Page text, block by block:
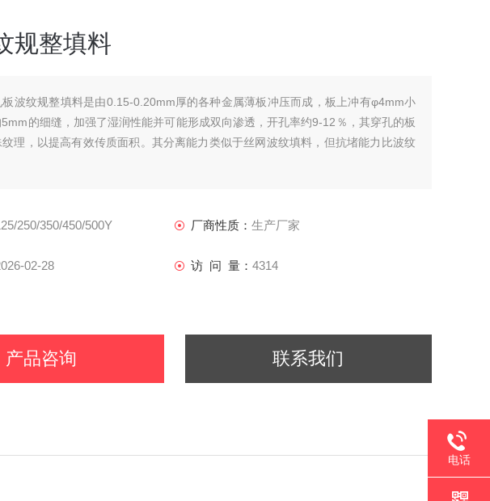
规整填料
板波纹规整填料是由0.15-0.20mm厚的各种金属薄板冲压而成，板上冲有φ4mm小
的细缝，加强了湿润性能并可能形成双向渗透，开孔率约9-12％，其穿孔的板
纹理，以提高有效传质面积。其分离能力类似于丝网波纹填料，但抗堵能力比波纹
250/350/450/500Y 厂商性质： 生产厂家
02-28 访 问 量： 4314
产品咨询 联系我们
电话